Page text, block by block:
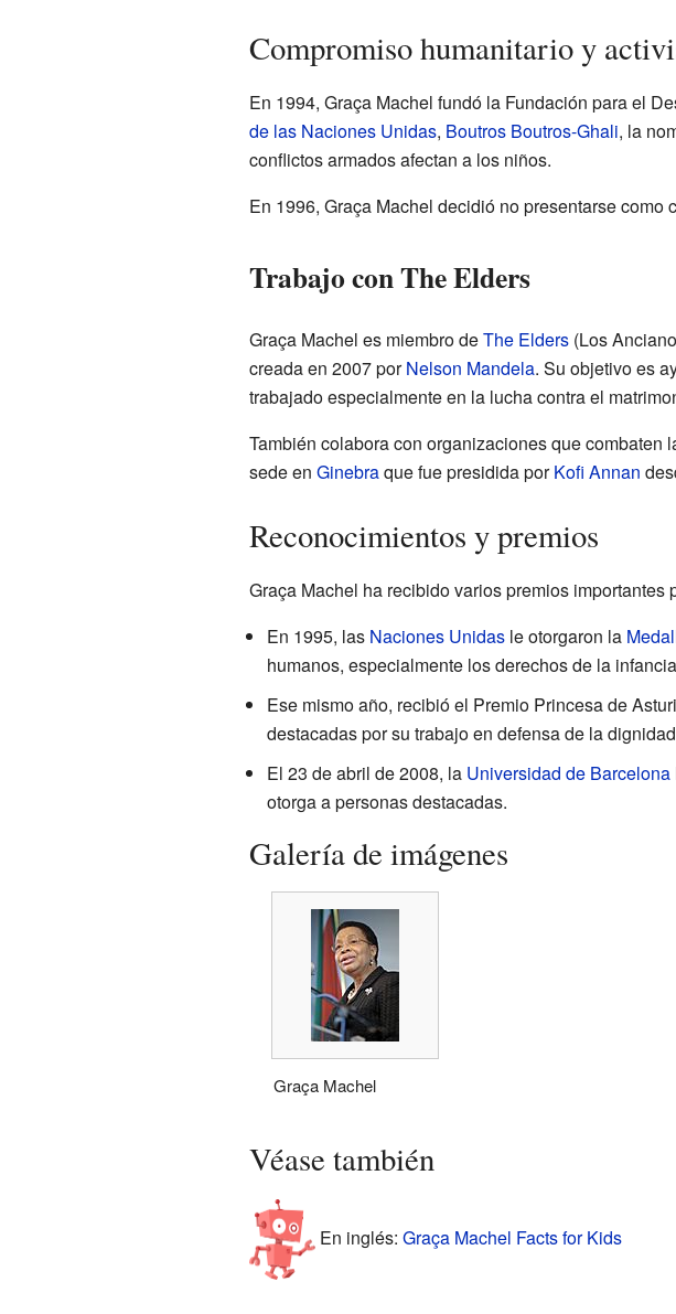
Compromiso humanitario y
En 1994, Graça Machel fundó la Fundación para el
de las Naciones Unidas, Boutros Boutros-Ghali, la
conflictos armados afectan a los niños.
En 1996, Graça Machel decidió no presentarse
Trabajo con The Elders
Graça Machel es miembro deThe Elders(Los
creada en 2007 porNelson Mandela. Su objetivo es
trabajado especialmente en la lucha contra el
También colabora con organizaciones que
sede en Ginebraque fue presidida porKofi Annan
Reconocimientos y premios
Graça Machel ha recibido varios premios importantes
En 1995, las Naciones Unidasle otorgaron la
humanos, especialmente los derechos de la
Ese mismo año, recibió el Premio Princesa de
destacadas por su trabajo en defensa de la
El 23 de abril de 2008, la Universidad de Barcelona
otorga a personas destacadas.
Galería de imágenes
Graça Machel
Véase también
En inglés: Graça Machel Facts for Kids